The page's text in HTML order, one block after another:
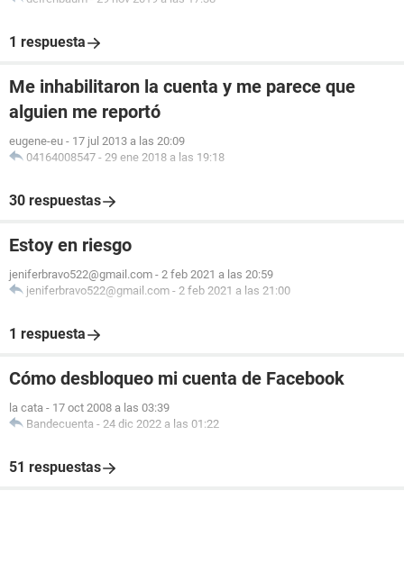
1 respuesta
Me inhabilitaron la cuenta y me parece que
alguien me reportó
eugene-eu - 17 jul 2013 a las 20:09
04164008547 - 29 ene 2018 a las 19:18
30 respuestas
Estoy en riesgo
jeniferbravo522@gmail.com - 2 feb 2021 a las 20:59
jeniferbravo522@gmail.com - 2 feb 2021 a las 21:00
1 respuesta
Cómo desbloqueo mi cuenta de Facebook
la cata - 17 oct 2008 a las 03:39
Bandecuenta - 24 dic 2022 a las 01:22
51 respuestas